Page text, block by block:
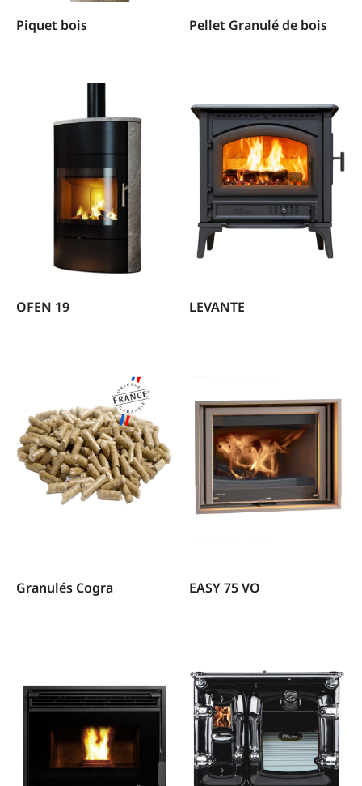
Piquet bois Pellet Granulé de bois
OFEN 19 LEVANTE
Granulés Cogra EASY 75 VO